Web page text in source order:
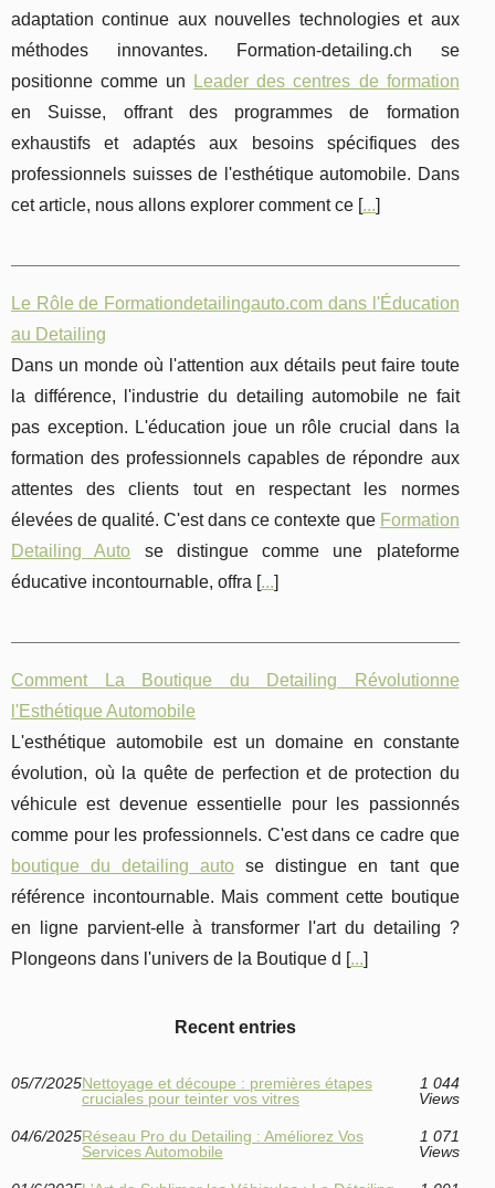
adaptation continue aux nouvelles technologies et aux
méthodes innovantes. Formation-detailing.ch se
positionne comme un
Leader des centres de formation
en Suisse, offrant des programmes de formation
exhaustifs et adaptés aux besoins spécifiques des
professionnels suisses de l'esthétique automobile. Dans
cet article, nous allons explorer comment ce [...]
Le Rôle de Formationdetailingauto.com dans l'Éducation
au Detailing
Dans un monde où l'attention aux détails peut faire toute
la différence, l'industrie du detailing automobile ne fait
pas exception. L'éducation joue un rôle crucial dans la
formation des professionnels capables de répondre aux
attentes des clients tout en respectant les normes
élevées de qualité. C'est dans ce contexte que Formation
Detailing Auto se distingue comme une plateforme
éducative incontournable, offra [...]
Comment La Boutique du Detailing Révolutionne
l'Esthétique Automobile
L'esthétique automobile est un domaine en constante
évolution, où la quête de perfection et de protection du
véhicule est devenue essentielle pour les passionnés
comme pour les professionnels. C'est dans ce cadre que
boutique du detailing auto se distingue en tant que
référence incontournable. Mais comment cette boutique
en ligne parvient-elle à transformer l'art du detailing ?
Plongeons dans l'univers de la Boutique d [...]
Recent entries
05/7/2025Nettoyage et découpe : premières étapes
cruciales pour teinter vos vitres
1 044
Views
04/6/2025Réseau Pro du Detailing : Améliorez Vos
Services Automobile
1 071
Views